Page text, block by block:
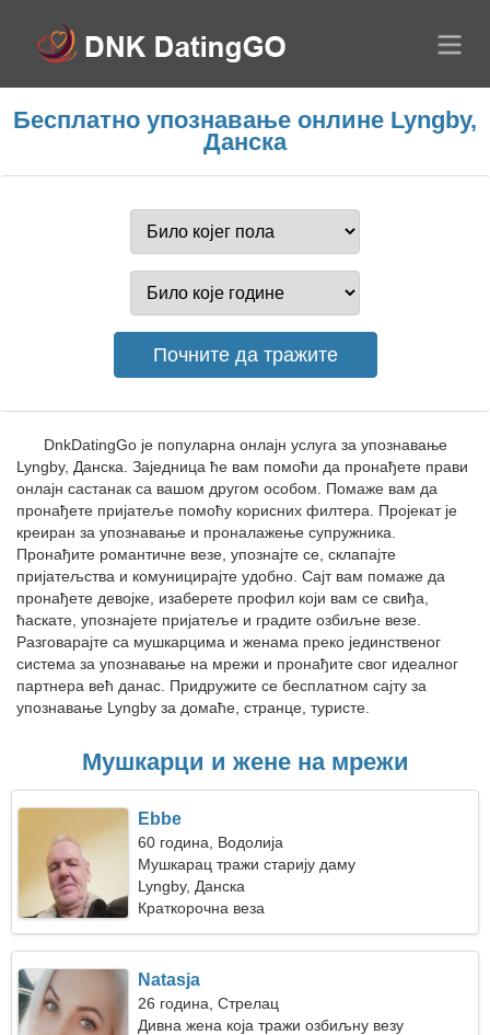
Бесплатно упознавање онлине Lyngby,
Данска
DnkDatingGo је популарна онлајн услуга за упознавање
Lyngby, Данска. Заједница ће вам помоћи да пронађете прави
онлајн састанак са вашом другом особом. Помаже вам да
пронађете пријатеље помоћу корисних филтера. Пројекат је
креиран за упознавање и проналажење супружника.
Пронађите романтичне везе, упознајте се, склапајте
пријатељства и комуницирајте удобно. Сајт вам помаже да
пронађете девојке, изаберете профил који вам се свиђа,
ћаскате, упознајете пријатеље и градите озбиљне везе.
Разговарајте са мушкарцима и женама преко јединственог
система за упознавање на мрежи и пронађите свог идеалног
партнера већ данас. Придружите се бесплатном сајту за
упознавање Lyngby за домаће, странце, туристе.
Мушкарци и жене на мрежи
Ebbe
60 година, Водолија
Мушкарац тражи старију даму
Lyngby, Данска
Краткорочна веза
Natasja
26 година, Стрелац
Дивна жена која тражи озбиљну везу